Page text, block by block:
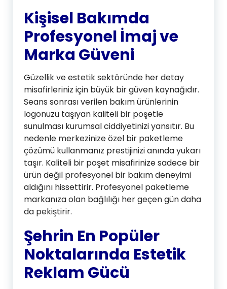
Kişisel Bakımda
Profesyonel İmaj ve
Marka Güveni
Güzellik ve estetik sektöründe her detay
misafirleriniz için büyük bir güven kaynağıdır.
Seans sonrası verilen bakım ürünlerinin
logonuzu taşıyan kaliteli bir poşetle
sunulması kurumsal ciddiyetinizi yansıtır. Bu
nedenle merkezinize özel bir paketleme
çözümü kullanmanız prestijinizi anında yukarı
taşır. Kaliteli bir poşet misafirinize sadece bir
ürün değil profesyonel bir bakım deneyimi
aldığını hissettirir. Profesyonel paketleme
markanıza olan bağlılığı her geçen gün daha
da pekiştirir.
Şehrin En Popüler
Noktalarında Estetik
Reklam Gücü